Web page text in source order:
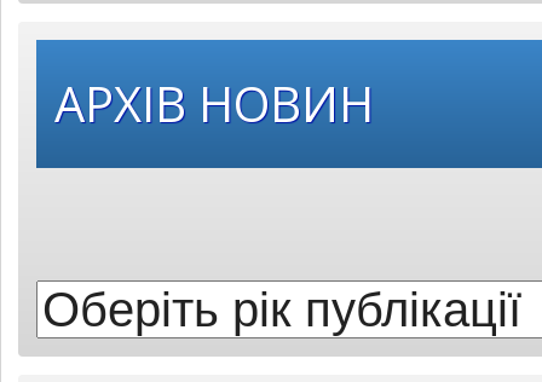
АРХІВ НОВИН
Оберіть
рік
публікації: